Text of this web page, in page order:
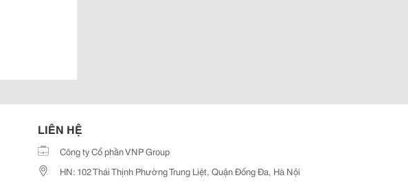
LIÊN HỆ
Công ty Cổ phần VNP Group
HN: 102 Thái Thịnh Phường Trung Liệt, Quận Đống Đa, Hà Nội